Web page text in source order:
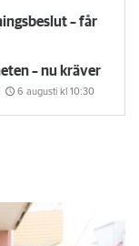
– får
– nu kräver
6 augusti kl 10:30